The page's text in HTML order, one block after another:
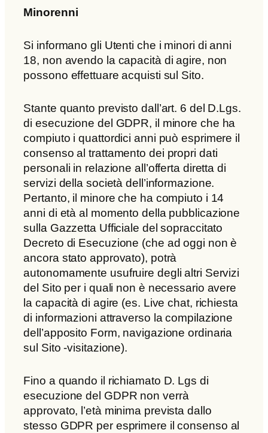
Minorenni
Si informano gli Utenti che i minori di anni
18, non avendo la capacità di agire, non
possono effettuare acquisti sul Sito.
Stante quanto previsto dall’art. 6 del D.Lgs.
di esecuzione del GDPR, il minore che ha
compiuto i quattordici anni può esprimere il
consenso al trattamento dei propri dati
personali in relazione all’offerta diretta di
servizi della società dell’informazione.
Pertanto, il minore che ha compiuto i 14
anni di età al momento della pubblicazione
sulla Gazzetta Ufficiale del sopraccitato
Decreto di Esecuzione (che ad oggi non è
ancora stato approvato), potrà
autonomamente usufruire degli altri Servizi
del Sito per i quali non è necessario avere
la capacità di agire (es. Live chat, richiesta
di informazioni attraverso la compilazione
dell’apposito Form, navigazione ordinaria
sul Sito -visitazione).
Fino a quando il richiamato D. Lgs di
esecuzione del GDPR non verrà
approvato, l’età minima prevista dallo
stesso GDPR per esprimere il consenso al